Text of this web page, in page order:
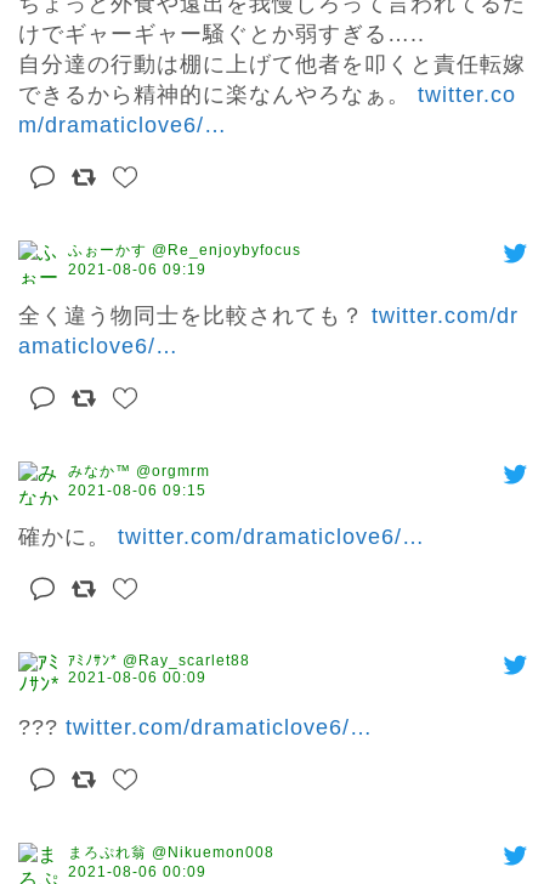
けでギャーギャー騒ぐとか弱すぎる…..
自分達の行動は棚に上げて他者を叩くと責任転嫁
できるから精神的に楽なんやろなぁ。 twitter.co
m/dramaticlove6/…
ふぉーかす @Re_enjoybyfocus
2021-08-06 09:19
全く違う物同士を比較されても？ twitter.com/dr
amaticlove6/…
みなか™ @orgmrm
2021-08-06 09:15
確かに。 twitter.com/dramaticlove6/…
ｱﾐﾉｻﾝ* @Ray_scarlet88
2021-08-06 00:09
??? twitter.com/dramaticlove6/…
まろぷれ翁 @Nikuemon008
2021-08-06 00:09